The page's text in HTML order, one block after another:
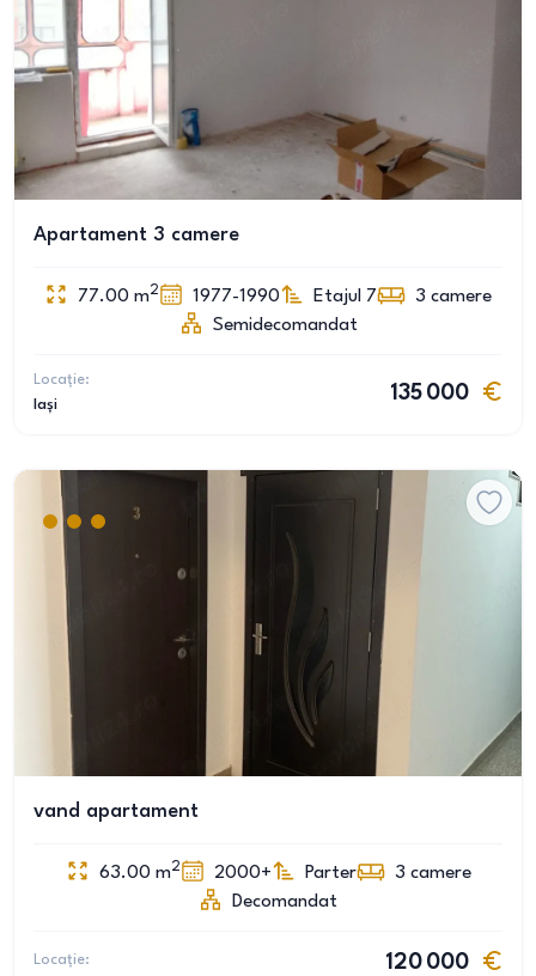
Apartament 3 camere
77.00 m2 1977-1990 Etajul 7 3 camere
Semidecomandat
Locație:
Iași
135 000
vand apartament
63.00 m2 2000+ Parter 3 camere
Decomandat
Locație:
120 000